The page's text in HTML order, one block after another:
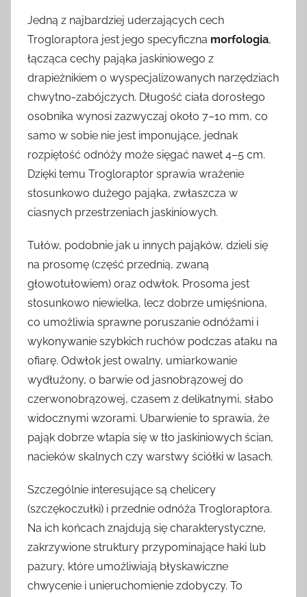
Jedną z najbardziej uderzających cech
Trogloraptora jest jego specyficzna morfologia,
łącząca cechy pająka jaskiniowego z
drapieżnikiem o wyspecjalizowanych narzędziach
chwytno-zabójczych. Długość ciała dorosłego
osobnika wynosi zazwyczaj około 7–10 mm, co
samo w sobie nie jest imponujące, jednak
rozpiętość odnóży może sięgać nawet 4–5 cm.
Dzięki temu Trogloraptor sprawia wrażenie
stosunkowo dużego pająka, zwłaszcza w
ciasnych przestrzeniach jaskiniowych.
Tułów, podobnie jak u innych pająków, dzieli się
na prosomę (część przednią, zwaną
głowotułowiem) oraz odwłok. Prosoma jest
stosunkowo niewielka, lecz dobrze umięśniona,
co umożliwia sprawne poruszanie odnóżami i
wykonywanie szybkich ruchów podczas ataku na
ofiarę. Odwłok jest owalny, umiarkowanie
wydłużony, o barwie od jasnobrązowej do
czerwonobrązowej, czasem z delikatnymi, słabo
widocznymi wzorami. Ubarwienie to sprawia, że
pająk dobrze wtapia się w tło jaskiniowych ścian,
nacieków skalnych czy warstwy ściółki w lasach.
Szczególnie interesujące są chelicery
(szczękoczułki) i przednie odnóża Trogloraptora.
Na ich końcach znajdują się charakterystyczne,
zakrzywione struktury przypominające haki lub
pazury, które umożliwiają błyskawiczne
chwycenie i unieruchomienie zdobyczy. To